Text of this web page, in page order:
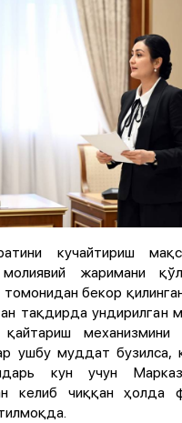
кучайтириш
молиявий жаримани
бекор
тақдирда ундирилган
механизмини
ушбу муддат бузилса,
кун учун
келиб чиққан ҳолда